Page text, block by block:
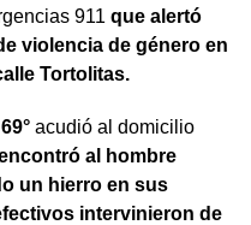
911 que alertó
violencia de género en
Tortolitas.
acudió al domicilio
al hombre
un hierro en sus
intervinieron de